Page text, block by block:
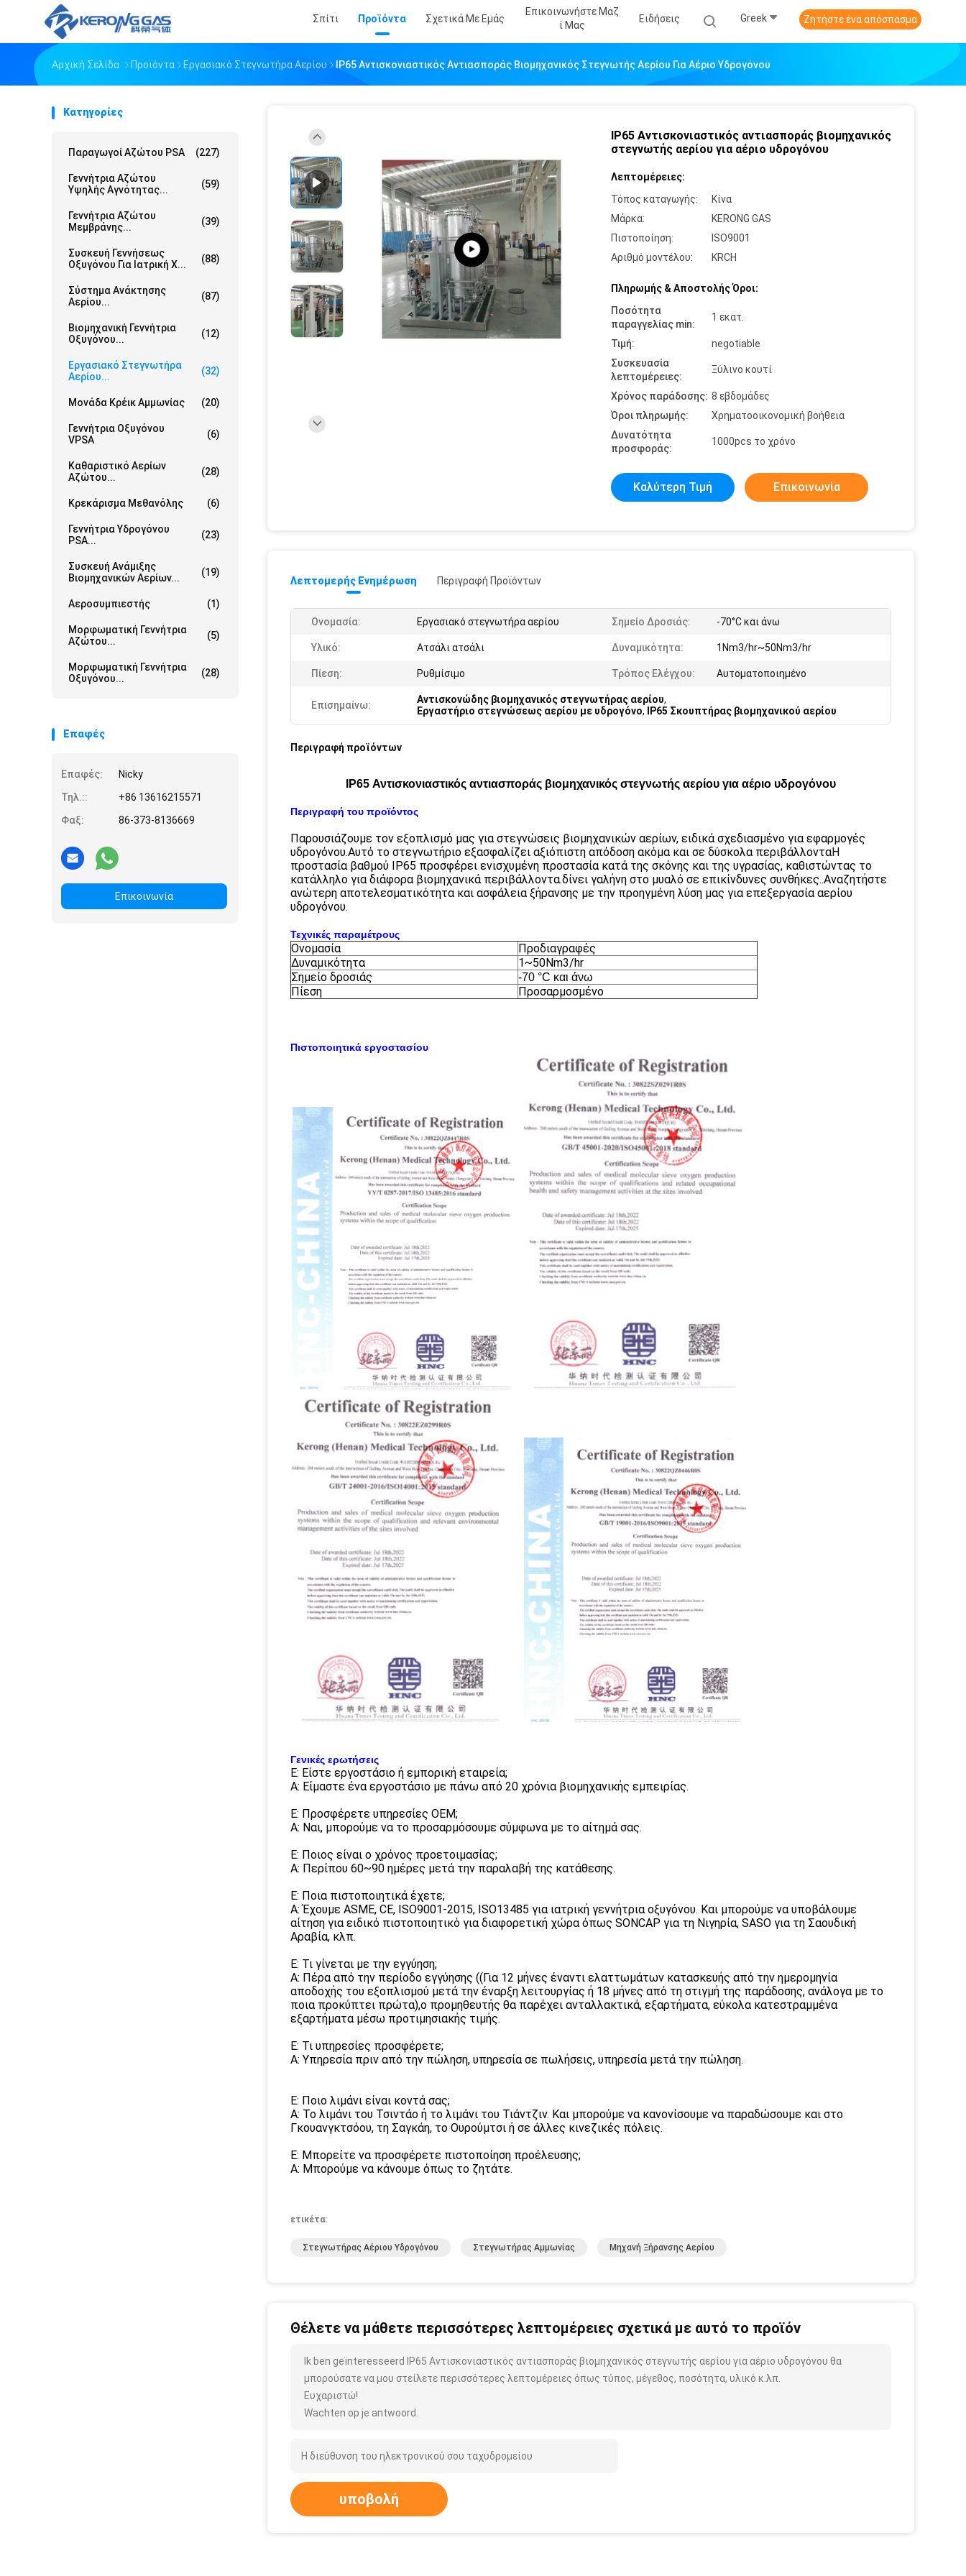
Σπίτι Προϊόντα Σχετικά Με Εμάς
Επικοινωνήστε Μαζ
Ί Μας
Ειδήσεις Greek Ζητήστε ένα απόσπασμα
Αρχική Σελίδα Προϊόντα Εργασιακό Στεγνωτήρα Αερίου IP65 Αντισκονιαστικός Αντιασποράς Βιομηχανικός Στεγνωτής Αερίου Για Αέριο Υδρογόνου
Κατηγορίες
Παραγωγοί Αζώτου PSA (227)
Γεννήτρια Αζώτου
Υψηλής Αγνότητας...
(59)
Γεννήτρια Αζώτου
Μεμβράνης...
(39)
Συσκευή Γεννήσεως
Οξυγόνου Για Ιατρική Χ...
(88)
Σύστημα Ανάκτησης
Αερίου...
(87)
Βιομηχανική Γεννήτρια
Οξυγόνου...
(12)
Εργασιακό Στεγνωτήρα
Αερίου...
(32)
Μονάδα Κρέικ Αμμωνίας (20)
Γεννήτρια Οξυγόνου
VPSA
(6)
Καθαριστικό Αερίων
Αζώτου...
(28)
Κρεκάρισμα Μεθανόλης (6)
Γεννήτρια Υδρογόνου
PSA...
(23)
Συσκευή Ανάμιξης
Βιομηχανικών Αερίων...
(19)
Αεροσυμπιεστής (1)
Μορφωματική Γεννήτρια
Αζώτου...
(5)
Μορφωματική Γεννήτρια
Οξυγόνου...
(28)
Επαφές
Επαφές:
Nicky
Τηλ.::
+86 13616215571
Φαξ:
86-373-8136669
Επικοινωνία
IP65 Αντισκονιαστικός αντιασποράς βιομηχανικός
στεγνωτής αερίου για αέριο υδρογόνου
Λεπτομέρειες:
Τόπος καταγωγής:
Κίνα
Μάρκα:
KERONG GAS
Πιστοποίηση:
ISO9001
Αριθμό μοντέλου:
KRCH
Πληρωμής & Αποστολής Όροι:
Ποσότητα
παραγγελίας min:
1 εκατ.
Τιμή:
negotiable
Συσκευασία
λεπτομέρειες:
Ξύλινο κουτί
Χρόνος παράδοσης: 8 εβδομάδες
Όροι πληρωμής:
Χρηματοοικονομική βοήθεια
Δυνατότητα
προσφοράς:
1000pcs το χρόνο
Καλύτερη Τιμή Επικοινωνία
Λεπτομερής Ενημέρωση Περιγραφή Προϊόντων
Ονομασία: Εργασιακό στεγνωτήρα αερίου Σημείο Δροσιάς: -70°C και άνω
Υλικό: Ατσάλι ατσάλι Δυναμικότητα: 1Nm3/hr~50Nm3/hr
Πίεση: Ρυθμίσιμο Τρόπος Ελέγχου: Αυτοματοποιημένο
Επισημαίνω: Αντισκονώδης βιομηχανικός στεγνωτήρας αερίου,
Εργαστήριο στεγνώσεως αερίου με υδρογόνο, IP65 Σκουπτήρας βιομηχανικού αερίου
Περιγραφή προϊόντων
IP65 Αντισκονιαστικός αντιασποράς βιομηχανικός στεγνωτής αερίου για αέριο υδρογόνου
Περιγραφή του προϊόντος
Παρουσιάζουμε τον εξοπλισμό μας για στεγνώσεις βιομηχανικών αερίων, ειδικά σχεδιασμένο για εφαρμογές
υδρογόνου.Αυτό το στεγνωτήριο εξασφαλίζει αξιόπιστη απόδοση ακόμα και σε δύσκολα περιβάλλονταΗ
προστασία βαθμού IP65 προσφέρει ενισχυμένη προστασία κατά της σκόνης και της υγρασίας, καθιστώντας το
κατάλληλο για διάφορα βιομηχανικά περιβάλλοντα.δίνει γαλήνη στο μυαλό σε επικίνδυνες συνθήκες..Αναζητήστε
ανώτερη αποτελεσματικότητα και ασφάλεια ξήρανσης με την προηγμένη λύση μας για επεξεργασία αερίου
υδρογόνου.
Τεχνικές παραμέτρους
Ονομασία
Προδιαγραφές
Δυναμικότητα
1~50Nm3/hr
Σημείο δροσιάς
-70 °C και άνω
Πίεση Προσαρμοσμένο
Πιστοποιητικά εργοστασίου
Γενικές ερωτήσεις
Ε: Είστε εργοστάσιο ή εμπορική εταιρεία;
Α: Είμαστε ένα εργοστάσιο με πάνω από 20 χρόνια βιομηχανικής εμπειρίας.
Ε: Προσφέρετε υπηρεσίες OEM;
Α: Ναι, μπορούμε να το προσαρμόσουμε σύμφωνα με το αίτημά σας.
Ε: Ποιος είναι ο χρόνος προετοιμασίας;
Α: Περίπου 60~90 ημέρες μετά την παραλαβή της κατάθεσης.
Ε: Ποια πιστοποιητικά έχετε;
Α: Έχουμε ASME, CE, ISO9001-2015, ISO13485 για ιατρική γεννήτρια οξυγόνου. Και μπορούμε να υποβάλουμε
αίτηση για ειδικό πιστοποιητικό για διαφορετική χώρα όπως SONCAP για τη Νιγηρία, SASO για τη Σαουδική
Αραβία, κλπ.
Ε: Τι γίνεται με την εγγύηση;
Α: Πέρα από την περίοδο εγγύησης ((Για 12 μήνες έναντι ελαττωμάτων κατασκευής από την ημερομηνία
αποδοχής του εξοπλισμού μετά την έναρξη λειτουργίας ή 18 μήνες από τη στιγμή της παράδοσης, ανάλογα με το
ποια προκύπτει πρώτα),ο προμηθευτής θα παρέχει ανταλλακτικά, εξαρτήματα, εύκολα κατεστραμμένα
εξαρτήματα μέσω προτιμησιακής τιμής.
Ε: Τι υπηρεσίες προσφέρετε;
Α: Υπηρεσία πριν από την πώληση, υπηρεσία σε πωλήσεις, υπηρεσία μετά την πώληση.
Ε: Ποιο λιμάνι είναι κοντά σας;
Α: Το λιμάνι του Τσιντάο ή το λιμάνι του Τιάντζιν. Και μπορούμε να κανονίσουμε να παραδώσουμε και στο
Γκουανγκτσόου, τη Σαγκάη, το Ουρούμτσι ή σε άλλες κινεζικές πόλεις.
Ε: Μπορείτε να προσφέρετε πιστοποίηση προέλευσης;
Α: Μπορούμε να κάνουμε όπως το ζητάτε.
ετικέτα:
Στεγνωτήρας Αέριου Υδρογόνου Στεγνωτήρας Αμμωνίας Μηχανή Ξήρανσης Αερίου
Θέλετε να μάθετε περισσότερες λεπτομέρειες σχετικά με αυτό το προϊόν
Ik ben geïnteresseerd IP65 Αντισκονιαστικός αντιασποράς βιομηχανικός στεγνωτής αερίου για αέριο υδρογόνου θα
μπορούσατε να μου στείλετε περισσότερες λεπτομέρειες όπως τύπος, μέγεθος, ποσότητα, υλικό κ.λπ.
Ευχαριστώ!
Wachten op je antwoord.
υποβολή